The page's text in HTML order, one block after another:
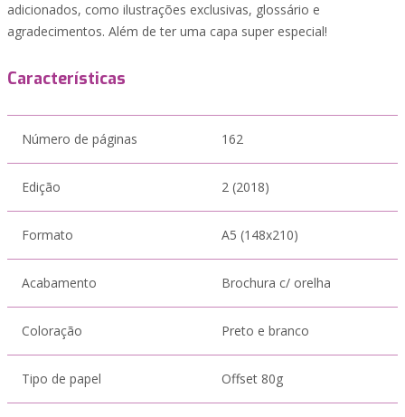
adicionados, como ilustrações exclusivas, glossário e
agradecimentos. Além de ter uma capa super especial!
Características
Número de páginas 162
Edição 2 (2018)
Formato A5 (148x210)
Acabamento Brochura c/ orelha
Coloração Preto e branco
Tipo de papel Offset 80g